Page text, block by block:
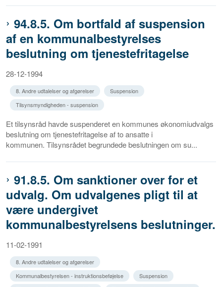
94.8.5. Om bortfald af suspension
af en kommunalbestyrelses
beslutning om tjenestefritagelse
28-12-1994
8. Andre udtalelser og afgørelser
Suspension
Tilsynsmyndigheden - suspension
Et tilsynsråd havde suspenderet en kommunes økonomiudvalgs
beslutning om tjenestefritagelse af to ansatte i
kommunen. Tilsynsrådet begrundede beslutningen om su...
91.8.5. Om sanktioner over for et
udvalg. Om udvalgenes pligt til at
være undergivet
kommunalbestyrelsens beslutninger.
11-02-1991
8. Andre udtalelser og afgørelser
Kommunalbestyrelsen - instruktionsbeføjelse
Suspension